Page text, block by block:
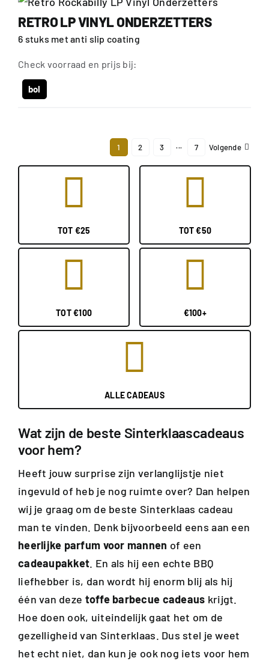
RETRO LP VINYL ONDERZETTERS
6 stuks met anti slip coating
Check voorraad en prijs bij:
bol
1 2 3 ··· 7 Volgende
TOT €25 TOT €50
TOT €100 €100+
ALLE CADEAUS
Wat zijn de beste Sinterklaascadeaus
voor hem?
Heeft jouw surprise zijn verlanglijstje niet
ingevuld of heb je nog ruimte over? Dan helpen
wij je graag om de beste Sinterklaas cadeau
man te vinden. Denk bijvoorbeeld eens aan een
heerlijke parfum voor mannen of een
cadeaupakket. En als hij een echte BBQ
liefhebber is, dan wordt hij enorm blij als hij
één van deze toffe barbecue cadeaus krijgt.
Hoe doen ook, uiteindelijk gaat het om de
gezelligheid van Sinterklaas. Dus stel je weet
het echt niet, dan kun je ook nog iets voor hem